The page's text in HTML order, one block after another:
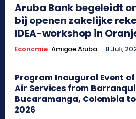
Aruba Bank begeleidt
bij openen zakelijke
IDEA-workshop in
Economie Amigoe Aruba - 8 Juli,
Program Inaugural Event of
Air Services from
Bucaramanga, Colombia
2026